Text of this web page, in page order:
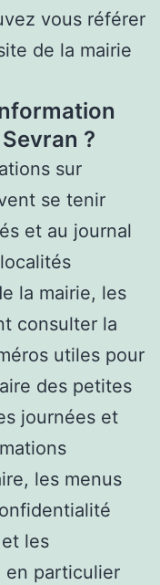
vous référer
de la mairie
?
sur
se tenir
et au journal
la mairie, les
consulter la
utiles pour
des petites
journées et
les menus
les
en particulier